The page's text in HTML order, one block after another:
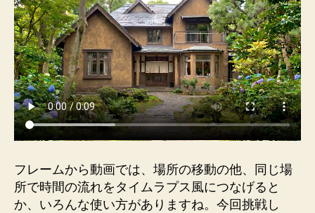
フレームから動画では、場所の移動の他、同じ場
所で時間の流れをタイムラプス風につなげると
か、いろんな使い方がありますね。今回挑戦し